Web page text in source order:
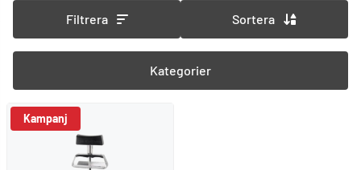
Filtrera Sortera
Kategorier
Kampanj